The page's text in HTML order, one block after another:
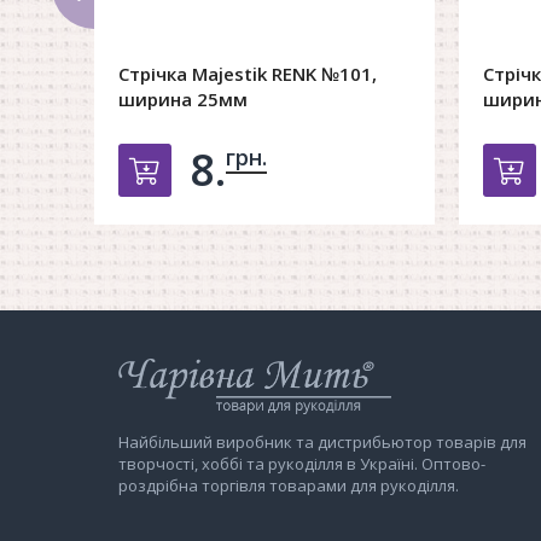
Стрічка Majestik RENK №101,
ширина 25мм
Добавить в корзину
8.грн.
Інтернет-
магазин
Мить
Найбільший виробник та дистрибьютор товарів для
творчості, хоббі та рукоділля в Україні. Оптово-
роздрібна торгівля товарами для рукоділля.